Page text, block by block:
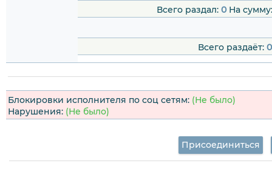
Всего раздал: 0На
Всего раздаёт: 0
Блокировки исполнителя по соц сетям: (Не было)
Нарушения: (Не было)
Присоединиться